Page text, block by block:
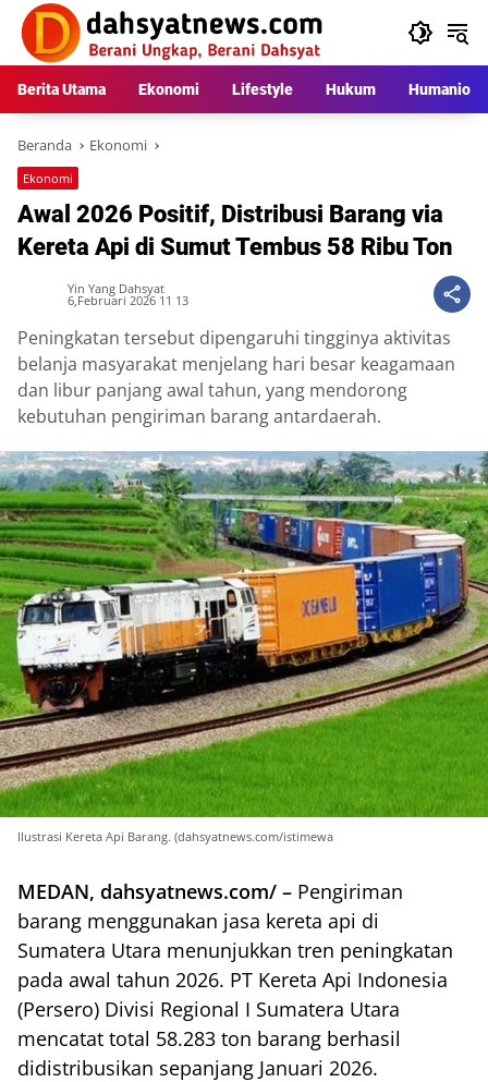
Langsung
konten
Berita Utama Ekonomi Lifestyle Hukum Humaniora
Beranda Ekonomi
Ekonomi
Awal 2026 Positif, Distribusi Barang via
Kereta Api di Sumut Tembus 58 Ribu Ton
Yin Yang Dahsyat
6,Februari 2026 11 13
Peningkatan tersebut dipengaruhi tingginya aktivitas
belanja masyarakat menjelang hari besar keagamaan
dan libur panjang awal tahun, yang mendorong
kebutuhan pengiriman barang antardaerah.
Ilustrasi Kereta Api Barang. (dahsyatnews.com/istimewa
MEDAN, dahsyatnews.com/ – Pengiriman
barang menggunakan jasa kereta api di
Sumatera Utara menunjukkan tren peningkatan
pada awal tahun 2026. PT Kereta Api Indonesia
(Persero) Divisi Regional I Sumatera Utara
mencatat total 58.283 ton barang berhasil
didistribusikan sepanjang Januari 2026.